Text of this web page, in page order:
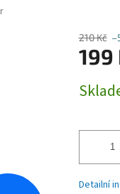
210 Kč
199
cena:
Detailní